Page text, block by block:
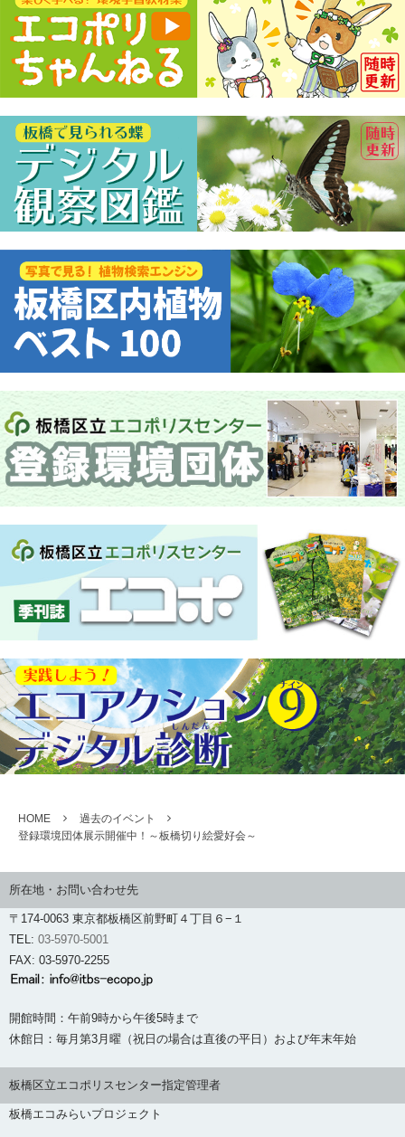
HOME
過去のイベント
登録環境団体展示開催中！～板橋切り絵愛好会～
所在地・お問い合わせ先
〒174-0063 東京都板橋区前野町４丁目６−１
TEL: 03-5970-5001
FAX: 03-5970-2255
開館時間：午前9時から午後5時まで
休館日：毎月第3月曜（祝日の場合は直後の平日）および年末年始
板橋区立エコポリスセンター指定管理者
板橋エコみらいプロジェクト